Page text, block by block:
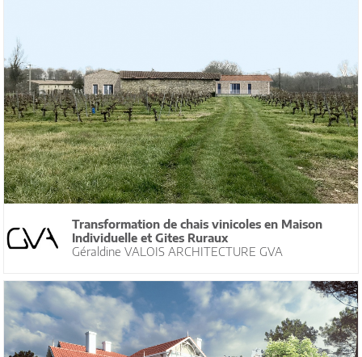
Transformation de chais vinicoles en Maison
Individuelle et Gites Ruraux
Géraldine VALOIS ARCHITECTURE GVA